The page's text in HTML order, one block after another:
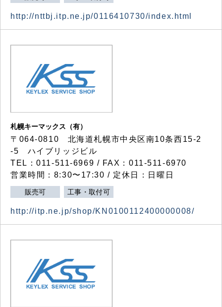
http://nttbj.itp.ne.jp/0116410730/index.html
札幌キーマックス（有）
〒064-0810 北海道札幌市中央区南10条西15-2
-5 ハイブリッジビル
TEL：011-511-6969 / FAX：011-511-6970
営業時間：8:30〜17:30 / 定休日：日曜日
販売可 工事・取付可
http://itp.ne.jp/shop/KN0100112400000008/